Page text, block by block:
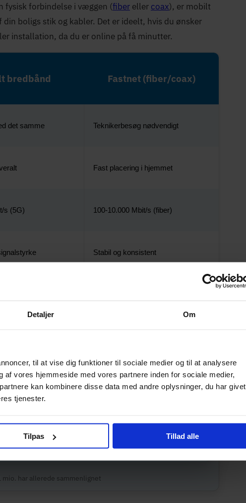
Detaljer Om
til at vise dig funktioner til sociale medier og til at analysere
vores hjemmeside med vores partnere inden for sociale medier,
kan kombinere disse data med andre oplysninger, du har givet
tjenester.
Tilpas Tillad alle
fysisk forbindelse i væggen (fiber eller coax), er mobilt
boligs stik og kabler. Det er ideelt, hvis du ønsker
installation, da du er online på få minutter.
bredbånd Fastnet (fiber/coax)
det samme Teknikerbesøg nødvendigt
Fast placering i hjemmet
s (5G) 100-10.000 Mbit/s (fiber)
Stabil og konsistent
internet du kan få på din adresse:
Vælg udbyder
mio. har allerede sammenlignet